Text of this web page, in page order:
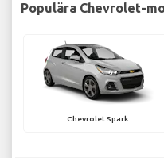
Populära Chevrolet-
Chevrolet Spark